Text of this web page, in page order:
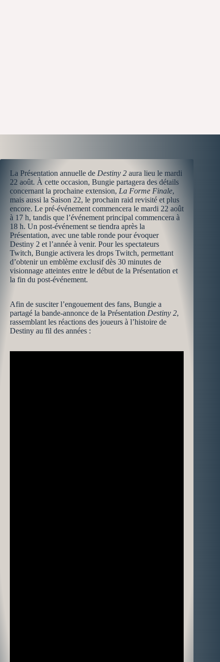
La Présentation annuelle de Destiny 2 aura lieu le mardi
22 août. À cette occasion, Bungie partagera des détails
concernant la prochaine extension, La Forme Finale,
mais aussi la Saison 22, le prochain raid revisité et plus
encore. Le pré-événement commencera le mardi 22 août
à 17 h, tandis que l’événement principal commencera à
18 h. Un post-événement se tiendra après la
Présentation, avec une table ronde pour évoquer
Destiny 2 et l’année à venir. Pour les spectateurs
Twitch, Bungie activera les drops Twitch, permettant
d’obtenir un emblème exclusif dès 30 minutes de
visionnage atteintes entre le début de la Présentation et
la fin du post-événement.
Afin de susciter l’engouement des fans, Bungie a
partagé la bande-annonce de la Présentation Destiny 2,
rassemblant les réactions des joueurs à l’histoire de
Destiny au fil des années :